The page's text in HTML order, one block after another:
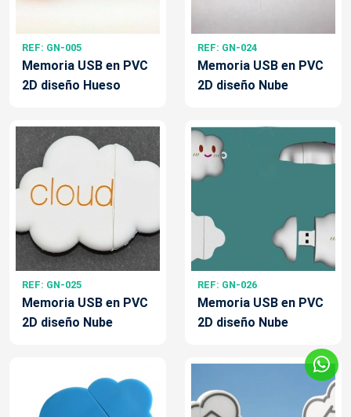
REF: GN-005
Memoria USB en PVC
2D diseño Hueso
REF: GN-024
Memoria USB en PVC
2D diseño Nube
REF: GN-025
Memoria USB en PVC
2D diseño Nube
REF: GN-026
Memoria USB en PVC
2D diseño Nube